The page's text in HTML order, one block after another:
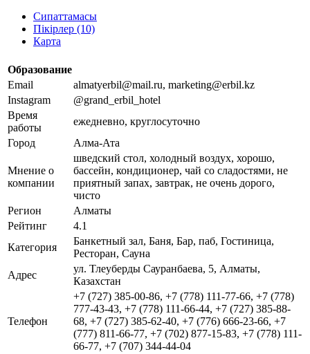
Сипаттамасы
Пікірлер (10)
Карта
Образование
Email
almatyerbil@mail.ru, marketing@erbil.kz
Instagram
@grand_erbil_hotel
Время
работы
ежедневно, круглосуточно
Город
Алма-Ата
Мнение о
компании
шведский стол, холодный воздух, хорошо,
бассейн, кондиционер, чай со сладостями, не
приятный запах, завтрак, не очень дорого,
чисто
Регион
Алматы
Рейтинг
4.1
Категория
Банкетный зал, Баня, Бар, паб, Гостиница,
Ресторан, Сауна
Адрес
ул. Тлеуберды Сауранбаева, 5, Алматы,
Казахстан
Телефон
+7 (727) 385-00-86, +7 (778) 111-77-66, +7 (778)
777-43-43, +7 (778) 111-66-44, +7 (727) 385-88-
68, +7 (727) 385-62-40, +7 (776) 666-23-66, +7
(777) 811-66-77, +7 (702) 877-15-83, +7 (778) 111-
66-77, +7 (707) 344-44-04